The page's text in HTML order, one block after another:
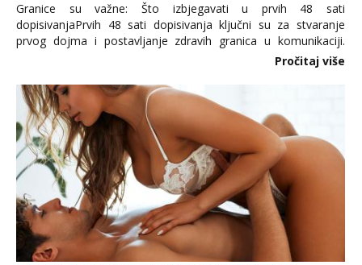
Granice su važne: Što izbjegavati u prvih 48 sati
dopisivanjaPrvih 48 sati dopisivanja ključni su za stvaranje
prvog dojma i postavljanje zdravih granica u komunikaciji.
Važno je izbjeći prebrzo otkrivanje osobnih ili intimnih
informacija, jer nepoznata osoba još nije zaslužila to
povjerenje. Takođe...
Pročitaj više